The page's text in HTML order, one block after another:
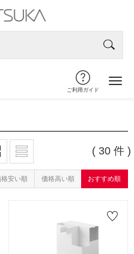
ご利用ガイド
( 30 件 )
格安い順 価格高い順 おすすめ順